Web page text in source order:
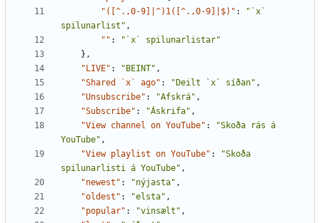
"([^.,0-9]|^)1([^.,0-9]|$)" :
"`x`
spilunarlist" ,
"" :
"`x` spilunarlistar"
},
"LIVE" : "BEINT" ,
"Shared `x` ago" : "Deilt `x` síðan" ,
"Unsubscribe" : "Afskrá" ,
"Subscribe" : "Áskrifa" ,
"View channel on YouTube" :
"Skoða rás á
YouTube" ,
"View playlist on YouTube" :
"Skoða
spilunarlisti á YouTube" ,
"newest" : "nýjasta" ,
"oldest" : "elsta" ,
"popular" : "vinsælt" ,